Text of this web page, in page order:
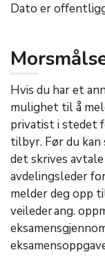
Dato er
Hvis du har et
mulighet til å
privatist i stedet
tilbyr. Før du
det skrives
avdelingsleder
melder deg opp
veileder ang.